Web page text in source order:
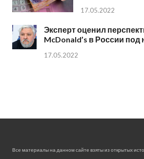
17.05.2022
Эксперт оценил
McDonald’s в России
17.05.2022
Все материалы на данном сайте взяты из открытых